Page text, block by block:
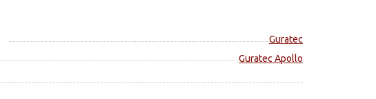
Guratec
Guratec Apollo